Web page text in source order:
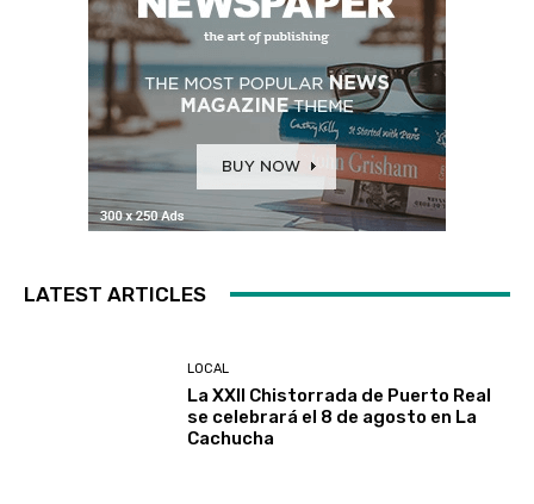
LATEST ARTICLES
LOCAL
La XXII Chistorrada de Puerto Real
se celebrará el 8 de agosto en La
Cachucha